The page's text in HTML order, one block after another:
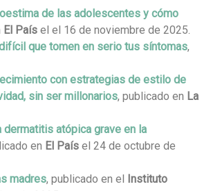
de las adolescentes y cómo
El País el el 16 de noviembre de 2025.
que tomen en serio tus síntomas,
con estrategias de estilo de
sin ser millonarios, publicado en La
atópica grave en la
en El País el 24 de octubre de
madres, publicado en el Instituto